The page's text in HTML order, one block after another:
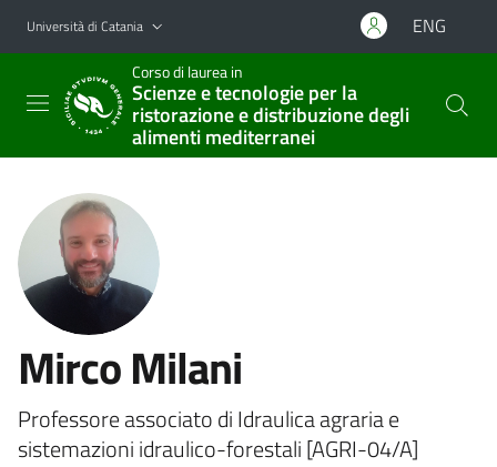
Vai al contenuto principale
Vai al menu di navigazione
Università di Catania ENG
Corso di laurea in
Scienze e tecnologie per la
ristorazione e distribuzione degli
alimenti mediterranei
Mirco Milani
Professore associato di Idraulica agraria e
sistemazioni idraulico-forestali [AGRI-04/A]